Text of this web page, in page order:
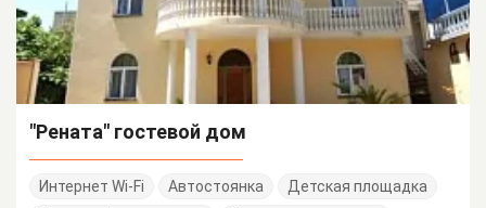
"Рената" гостевой дом
Интернет Wi-Fi Автостоянка
Детская площадка